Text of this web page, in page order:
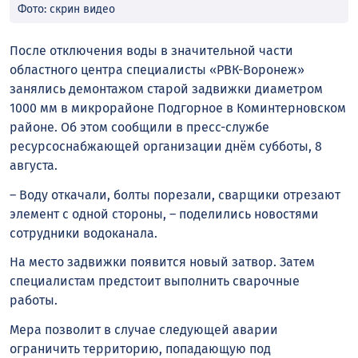
Фото: скрин видео
После отключения воды в значительной части
областного центра специалисты «РВК-Воронеж»
занялись демонтажом старой задвижки диаметром
1000 мм в микрорайоне Подгорное в Коминтерновском
районе. Об этом сообщили в пресс-службе
ресурсоснабжающей организации днём субботы, 8
августа.
– Воду откачали, болты порезали, сварщики отрезают
элемент с одной стороны, – поделились новостями
сотрудники водоканала.
На место задвижки появится новый затвор. Затем
специалистам предстоит выполнить сварочные
работы.
Мера позволит в случае следующей аварии
ограничить территорию, попадающую под